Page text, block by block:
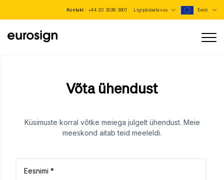
Kontakt :+44 20 3038 3901 Ligipääsetavus Eesti
Võta ühendust
Küsimuste korral võtke meiega julgelt ühendust. Meie
meeskond aitab teid meeleldi.